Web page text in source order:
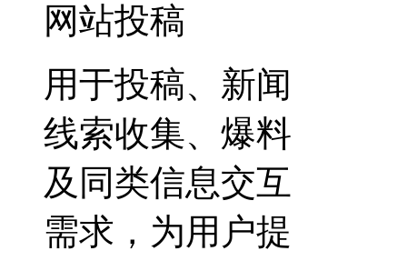
网站投稿
用于投稿、新闻
线索收集、爆料
及同类信息交互
需求，为用户提